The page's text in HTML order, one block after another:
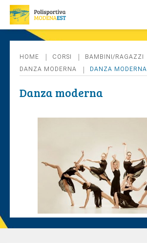
HOME CORSI
BAMBINI/RAGAZZI
DANZA MODERNA
DANZA MODERNA
Danza moderna